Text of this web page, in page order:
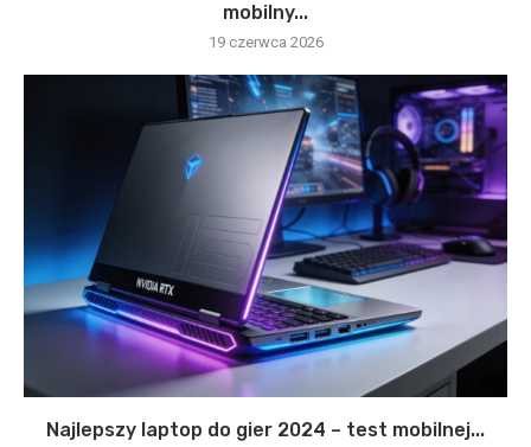
mobilny...
19 czerwca 2026
Najlepszy laptop do gier 2024 – test mobilnej...